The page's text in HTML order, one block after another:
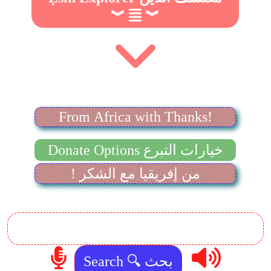
︾
︾
From Africa with Thanks!
Donate Options خيارات التبرع
! من إفريقيا مع الشكر